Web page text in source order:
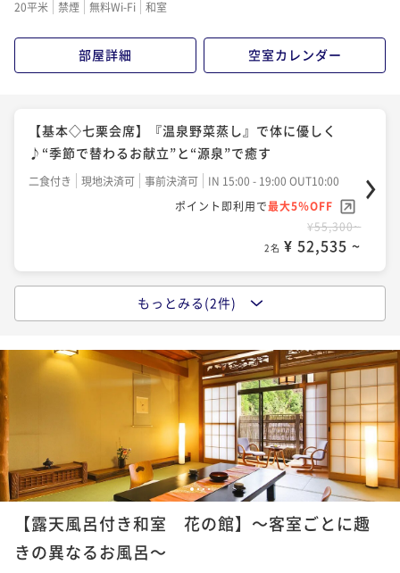
20平米 禁煙 無料Wi-Fi 和室
部屋詳細 空室カレンダー
【基本◇七栗会席】『温泉野菜蒸し』で体に優しく
♪“季節で替わるお献立”と“源泉”で癒す
二食付き 現地決済可 事前決済可
IN 15:00 - 19:00 OUT10:00
ポイント即利用で最大5％OFF
¥55,300~
2名 ¥ 52,535 ~
【人気No．1 榊会席】“鉄板焼き”で楽しむ松阪牛！
二食付き 現地決済可 事前決済可
IN 15:00 - 19:00 OUT10:00
ポイント即利用で最大5％OFF
¥61,900~
2名 ¥ 58,805 ~
夫婦旅 ～3大特典～＜夕食メインの和牛が松阪牛に無
料グレードUP！＞三重の魅力たっぷり
もっとみる(2件)
1234
【露天風呂付き和室 花の館】～客室ごとに趣
きの異なるお風呂～